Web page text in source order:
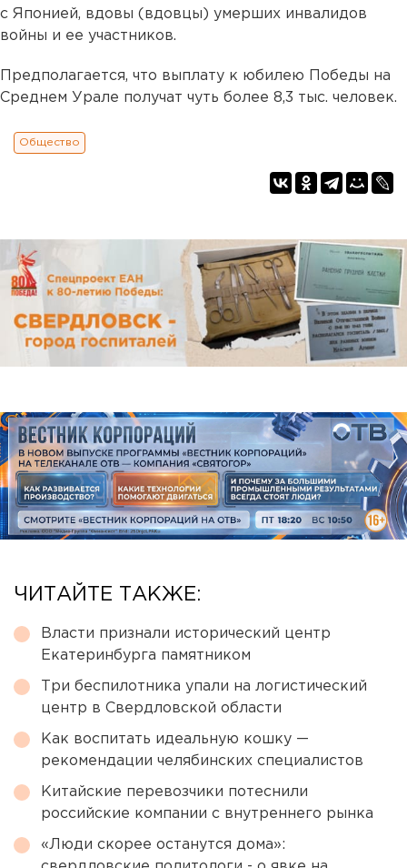
с Японией, вдовы (вдовцы) умерших инвалидов
войны и ее участников.
Предполагается, что выплату к юбилею Победы на
Среднем Урале получат чуть более 8,3 тыс. человек.
Общество
ЧИТАЙТЕ ТАКЖЕ:
Власти признали исторический центр
Екатеринбурга памятником
Три беспилотника упали на логистический
центр в Свердловской области
Как воспитать идеальную кошку —
рекомендации челябинских специалистов
Китайские перевозчики потеснили
российские компании с внутреннего рынка
«Люди скорее останутся дома»: